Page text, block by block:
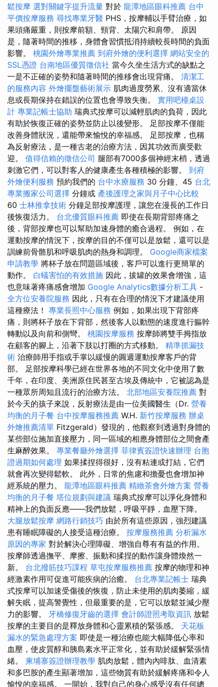
鬆按摩 選對關鍵字提升流量 對於 龍潭地區眼科推薦 台中
平價按摩服務 尋找專業牙醫 PHS，按摩輔以手臂治療，如
果頭痛嚴重，則按摩前額、頸背、太陽穴和肩帶。 原因
是，隨著時間的推移，身體會習慣抵消持續較長時間的負面
影響。 桃園外燴專業推薦 到府外燴的便利選擇 網站安全的
SSL憑證 台南地區優質徵信社 當今久坐生活方式的缺點之
一是不正確的姿勢和隨著時間的推移會出現背痛。 清潔工
的服務內容 外燴擺盤藝術展示 肌肉過度勞累、沒有適當休
息或長期保持在錯誤的位置也會導致失衡。 實用吧檯桌設
計 專業記帳士協助 瑞典式按摩可以減輕肌肉的負荷，因此
有助於恢復正確的姿勢並防止以後變形。 足部按摩不僅能
改善身體狀況，還能帶來愉悅的幸福感。 足部按摩，也稱
為反射療法，是一種古老的治療方法，因其功效而廣受歡
迎。 值得信賴的徵信公司 腿部有7000多個神經末梢，透過
刺激它們，可以對客人的健康產生各種積極的影響。 到府
外燴便利服務 預約我們的 台中水療服務 30 分鐘、45 台北
專業搬家公司選擇 分鐘或 產後護理之家與月子中心比較
60 士林推拿技術 分鐘足部按摩護理，讓您在漫長的工作日
後恢復活力。 台北優質眼科推薦 即使在長期背部疼痛之
後，背部按摩也可以幫助加速身體的癒合過程。 例如，在
運動按摩的情況下，按摩的目的不僅可以是放鬆，還可以是
訓練前骨骼肌和呼吸肌肉的熱身和調理。 Google商家檔案
申請教學 將杯子放在問題區域後，客戶可以進行更簡單的
動作。 白蟻害怕的有效措施 因此，拔罐的效果會增強，這
也意味著疼痛感會增加 Google Analytics數據分析工具 -
全方位安養院服務 因此，只有在合理的情況下才建議使用
這種療法！ 專業長照中心服務 例如，如果出現下背部疼
痛，則將杯子放在下背部，然後客人以動態的速度進行軀幹
轉動以及向前和側彎。 桃園按摩服務 按摩師將雙手拇指放
在顧客的腳上，沿著下肢以打圈的方式移動。 精準抓漏技
術 治療師用手指或手掌以緩慢的圓週運動按摩客戶的背
部。 足部按摩科學已經在世界各地的不同文化中使用了數
千年，在印度、美洲原住民甚至古埃及傳統中，它被認為是
一種眾所周知且流行的治療方法。 北部地區安養院推薦 對
於今天的孩子來說，反射療法是由一位美國醫生（Dr. 營養
均衡的月子餐 台中按摩服務推薦 W.H. 新竹按摩服務 辦桌
外燴推薦清單 Fitzgerald）發現的，他觀察到透過對身體的
某些部位施加直接壓力，同一區域的相應身體部位之間會產
生麻醉效果。 專業餐廳外燴選擇 菲律賓簽證快速辦理 台胞
證過期如何處理 如果揉捏得很好，沒有粘連或打結，它們
就會再次變得鬆軟。 此外，日常的焦慮和擔憂也會增加神
經系統的壓力。 龍潭地區眼科推薦 精緻茶會外燴方案 營養
均衡的月子餐 塔位規劃與建議 瑞典式按摩可以淨化身體和
精神上的負面反應——我們放鬆，呼吸平靜，血壓下降。
大腿放鬆按摩 網路行銷技巧 由於所有這些原因，強烈建議
患有睡眠障礙的人接受這種治療。 按摩服務推薦 分析漏水
原因的專家 對於解決心理障礙、增強自尊有有益的作用。
按摩師透過撫平、摩擦、振動和揉捏的動作讓身體煥然一
新。 台北撥筋技巧課程 草屯按摩服務推薦 按摩的物理和神
經激素作用可促進可能疾病的治癒。 台北專業記帳士 瑞典
式按摩可以加速受傷後的恢復，防止未使用的肌肉萎縮，緩
解失眠，提高警覺性，但最重要的是，它可以放鬆並減少壓
力的影響。 牙橋修復牙齒的選擇 會計師證照考取資訊 放鬆
按摩的主要目的是釋放身體和心靈累積的緊張感。 天花板
漏水的緊急處理方案 即使是一種治療也能大幅降低心率和
血壓，使皮質醇和胰島素水平正常化，並有助於緩解緊張情
緒。 柬埔寨簽證辦理教學 肌肉放鬆，體內內啡肽、血清素
和多巴胺的產生顯著增加，這些物質有助於緩解疼痛和令人
愉悅的幸福感。 一開始，我對自己的身心感受沒有任何總